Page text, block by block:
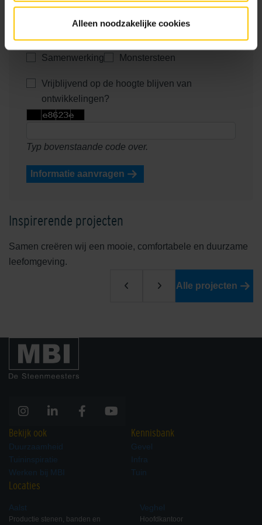
Alleen noodzakelijke cookies
Advies Inkoop
Verwerking
Samenwerking
Monstersteen
Vrijblijvend op de hoogte blijven van
ontwikkelingen?
Typ bovenstaande code over.
Informatie aanvragen
Inspirerende projecten
Samen creëren wij een mooie, comfortabele en duurzame
leefomgeving.
Alle projecten
Bekijk ook
Duurzaamheid
Tuininspiratie
Werken bij MBI
Kennisbank
Gevel
Infra
Tuin
Locaties
Aalst
Productie stenen, banden en
Veghel
Hoofdkantoor